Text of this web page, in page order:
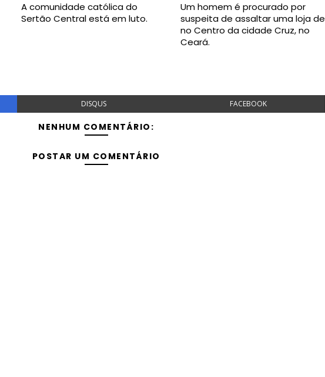
A comunidade católica do
Sertão Central está em luto.
Um homem é procurado por
suspeita de assaltar uma loja de
no Centro da cidade Cruz, no
Ceará.
DISQUS FACEBOOK
NENHUM COMENTÁRIO:
POSTAR UM COMENTÁRIO